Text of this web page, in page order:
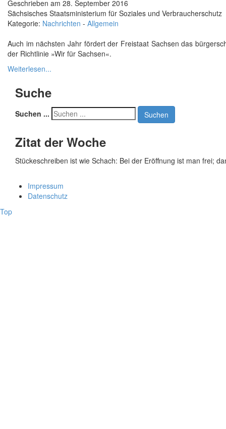
Geschrieben am 28. September 2016
Sächsisches Staatsministerium für Soziales und Verbraucherschutz
Kategorie: Nachrichten - Allgemein
Auch im nächsten Jahr fördert der Freistaat Sachsen das
der Richtlinie »Wir für Sachsen«.
Weiterlesen...
Suche
Suchen ... Suchen
Zitat der Woche
Stückeschreiben ist wie Schach: Bei der Eröffnung ist man frei;
Impressum
Datenschutz
Top